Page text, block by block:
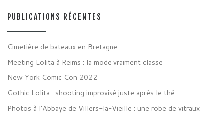
PUBLICATIONS RÉCENTES
Cimetière de bateaux en Bretagne
Meeting Lolita à Reims : la mode vraiment classe
New York Comic Con 2022
Gothic Lolita : shooting improvisé juste après le thé
Photos à l’Abbaye de Villers-la-Vieille : une robe de vitraux